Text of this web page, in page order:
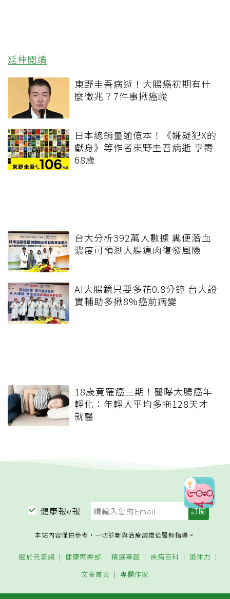
延伸閱讀
東野圭吾病逝！大腸癌初期有什
麼徵兆？7件事揪癌蹤
日本總銷量逾億本！《嫌疑犯X的
獻身》等作者東野圭吾病逝 享壽
68歲
台大分析392萬人數據 糞便潛血
濃度可預測大腸瘜肉復發風險
AI大腸鏡只要多花0.8分鐘 台大證
實輔助多揪8%癌前病變
18歲竟罹癌三期！醫曝大腸癌年
輕化：年輕人平均多拖128天才
就醫
健康報e報
本站內容僅供參考，一切診斷與治療請遵從醫師指導。
關於元氣網 健康聚樂部 精選專題 疾病百科
退休力
文章首頁
專欄作家